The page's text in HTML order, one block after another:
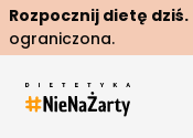
Rozpocznij dietę dziś.
ograniczona.